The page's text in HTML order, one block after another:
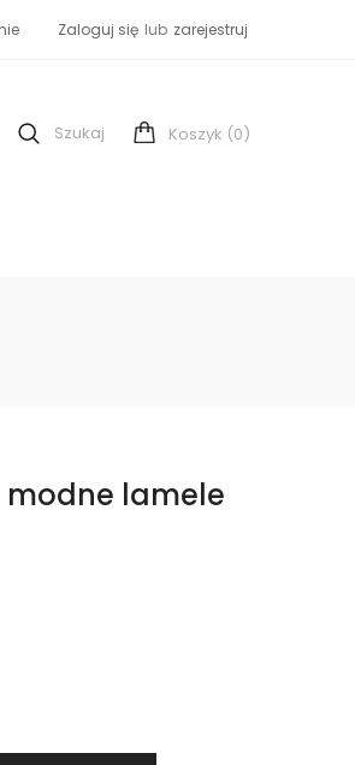
Zaloguj się lub zarejestruj
Szukaj Koszyk (0)
modne lamele